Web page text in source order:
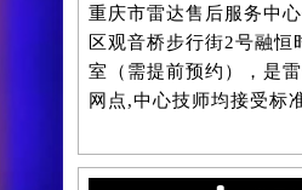
重庆市雷达售后服务中
区观音桥步行街2号融恒
室（需提前预约），是
网点,中心技师均接受标